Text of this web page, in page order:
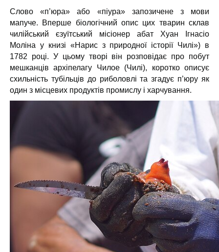
Слово «п’юра» або «піура» запозичене з мови
мапуче. Вперше біологічний опис цих тварин склав
чилійський єзуїтський місіонер абат Хуан Ігнасіо
Моліна у книзі «Нарис з природної історії Чилі») в
1782 році. У цьому творі він розповідає про побут
мешканців архіпелагу Чилое (Чилі), коротко описує
схильність тубільців до риболовлі та згадує п’юру як
один з місцевих продуктів промислу і харчування.